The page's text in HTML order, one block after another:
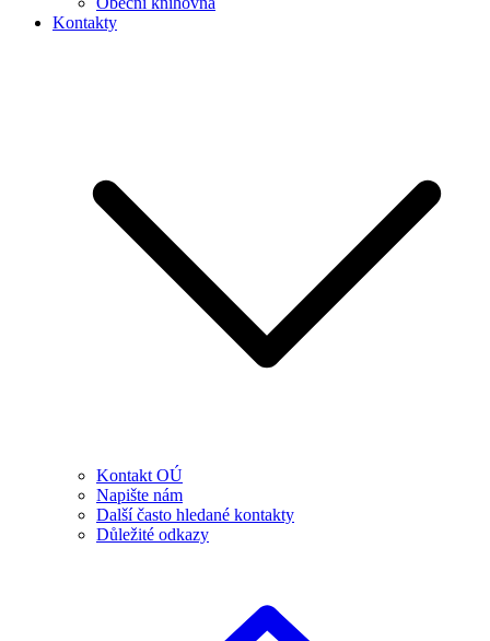
Kontakty
Kontakt OÚ
Napište nám
Další často hledané kontakty
Důležité odkazy